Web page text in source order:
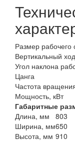
Размер рабочего
Вертикальный
Угол наклона
Цанга
Частота
Мощность, кВт
Габаритные
Длина, мм
803
Ширина, мм650
Высота, мм 910